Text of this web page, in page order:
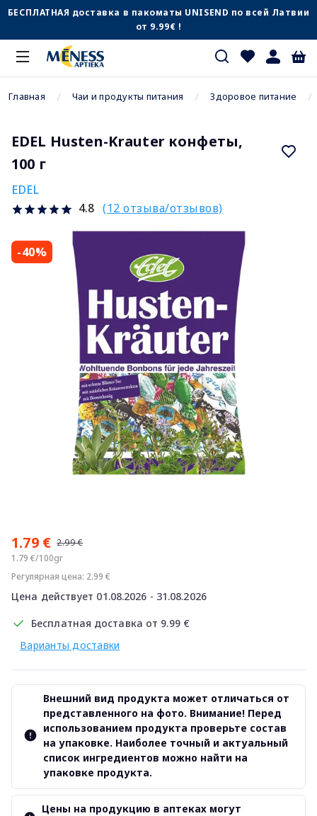
БЕСПЛАТНАЯ доставка в пакоматы UNISEND по всей Латвии
от 9.99€ !
Главная Чаи и продукты питания Здоровое питание
EDEL Husten-Krauter конфеты,
100 г
EDEL
4.8 (12 отзыва/отзывов)
-40%
1.79 € 2.99 €
1.79 €/100gr
Регулярная цена: 2.99 €
Цена действует 01.08.2026 - 31.08.2026
Бесплатная доставка от 9.99 €
Варианты доставки
Внешний вид продукта может отличаться от
представленного на фото. Внимание! Перед
использованием продукта проверьте состав
на упаковке. Наиболее точный и актуальный
список ингредиентов можно найти на
упаковке продукта.
Цены на продукцию в аптеках могут